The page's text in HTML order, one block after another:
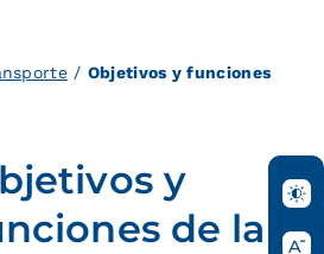
/ Objetivos y funciones
y
de la